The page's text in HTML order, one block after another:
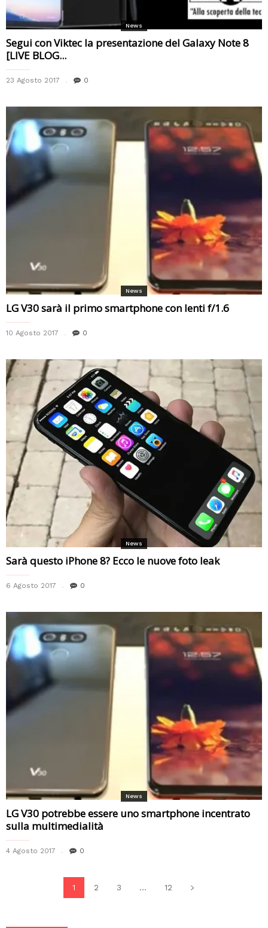
News
Segui con Viktec la presentazione del Galaxy Note 8
[LIVE BLOG...
23 Agosto 2017 0
News
LG V30 sarà il primo smartphone con lenti f/1.6
10 Agosto 2017 0
News
Sarà questo iPhone 8? Ecco le nuove foto leak
6 Agosto 2017 0
News
LG V30 potrebbe essere uno smartphone incentrato
sulla multimedialità
4 Agosto 2017 0
1 2 3 ... 12